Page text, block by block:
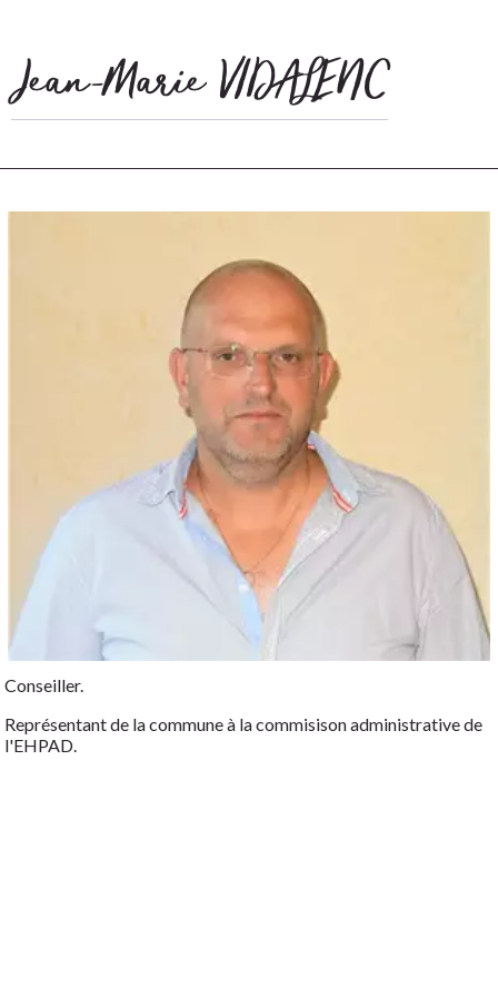
Jean-Marie VIDALENC
Conseiller.
Représentant de la commune à la commisison administrative de
l'EHPAD.